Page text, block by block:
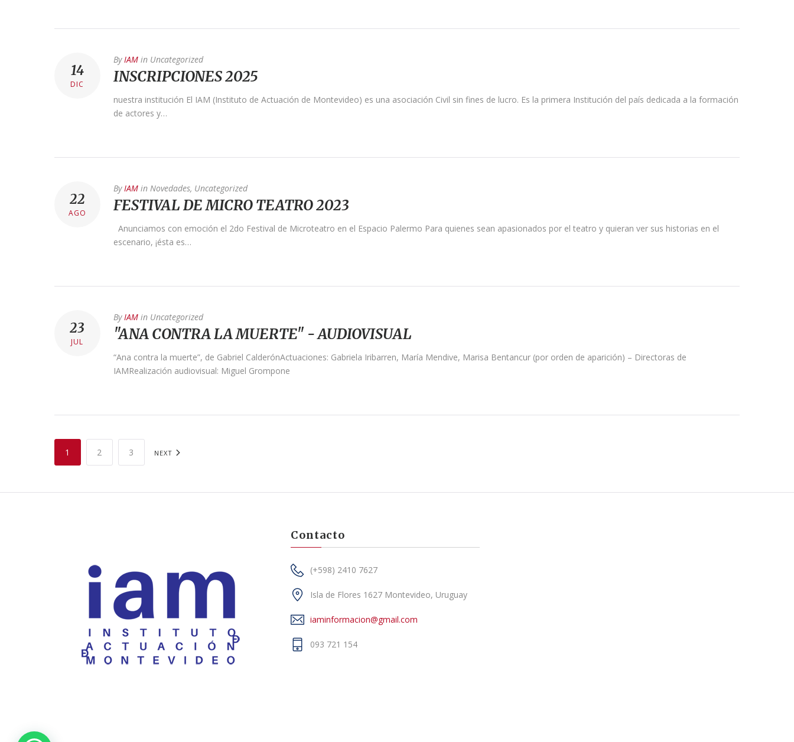
14
DIC
ByIAM in Uncategorized
INSCRIPCIONES 2025
nuestra institución El IAM (Instituto de Actuación de Montevideo) es una asociación Civil sin fines de lucro. Es la primera Institución del país dedicada a la formación
de actores y…
22
AGO
ByIAM in Novedades, Uncategorized
FESTIVAL DE MICRO TEATRO 2023
Anunciamos con emoción el 2do Festival de Microteatro en el Espacio Palermo Para quienes sean apasionados por el teatro y quieran ver sus historias en el
escenario, ¡ésta es…
23
JUL
ByIAM in Uncategorized
"ANA CONTRA LA MUERTE" - AUDIOVISUAL
“Ana contra la muerte”, de Gabriel CalderónActuaciones: Gabriela Iribarren, María Mendive, Marisa Bentancur (por orden de aparición) – Directoras de
IAMRealización audiovisual: Miguel Grompone
1 2 3 NEXT
Contacto
(+598) 2410 7627
Isla de Flores 1627 Montevideo, Uruguay
iaminformacion@gmail.com
093 721 154